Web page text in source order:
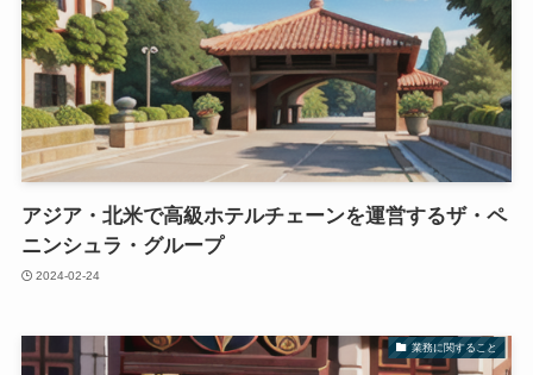
アジア・北米で高級ホテルチェーンを運営するザ・ペ
ニンシュラ・グループ
2024-02-24
業務に関すること